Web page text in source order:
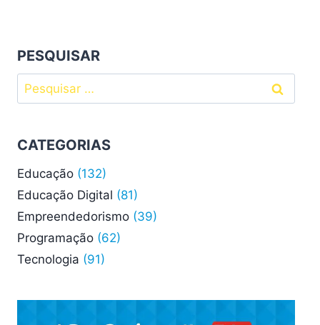
PESQUISAR
Pesquisar
por:
CATEGORIAS
Educação (132)
Educação Digital (81)
Empreendedorismo (39)
Programação (62)
Tecnologia (91)